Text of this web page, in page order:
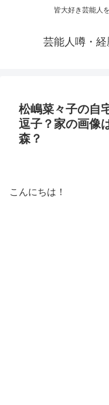
皆大好き芸能人
芸能人噂・
松嶋菜々子の自
逗子？家の画像
森？
こんにちは！